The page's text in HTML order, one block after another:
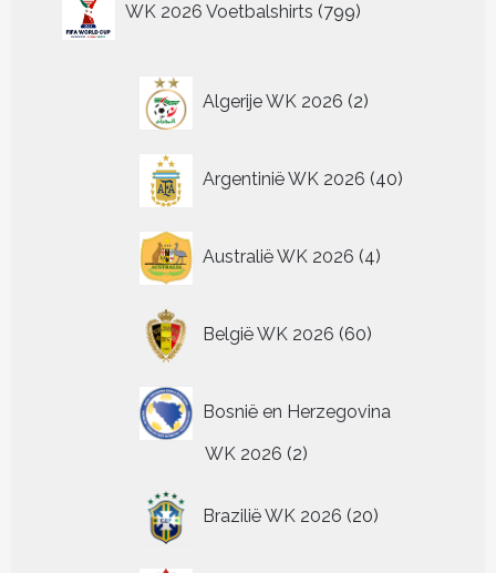
worden
WK 2026 Voetbalshirts 799
producten
Algerije WK 2026 2
producten
Argentinië WK 2026 40
producten
Australië WK 2026 4
producten
België WK 2026 60
producten
Bosnië en Herzegovina
WK 2026 22
Brazilië WK 2026 20
producten